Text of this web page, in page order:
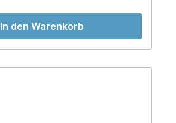
In den Warenkorb